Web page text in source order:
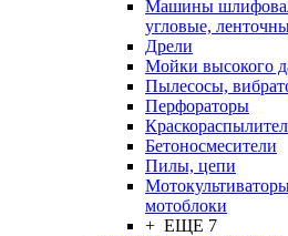
Машины
угловые,
Дрели
Мойки высокого
Пылесосы,
Перфораторы
Бетоносмесители
Пилы, цепи
мотоблоки
+ ЕЩЕ 7